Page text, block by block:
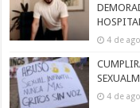
4 de
4 de